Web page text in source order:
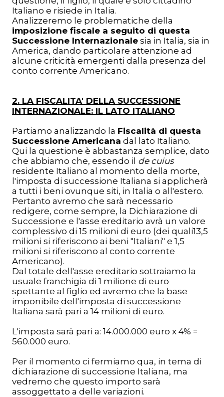
Italiano e risiede in Italia.
Analizzeremo le problematiche della
imposizione fiscale a seguito di questa
Successione Internazionale sia in Italia, sia in
America, dando particolare attenzione ad
alcune criticità emergenti dalla presenza del
conto corrente Americano.
2. LA FISCALITA' DELLA SUCCESSIONE
INTERNAZIONALE: IL LATO ITALIANO
Partiamo analizzando la Fiscalità di questa
Successione Americana dal lato Italiano.
Qui la questione è abbastanza semplice, dato
che abbiamo che, essendo il de cuius
residente Italiano al momento della morte,
l'imposta di successione Italiana si applicherà
a tutti i beni ovunque siti, in Italia o all'estero.
Pertanto avremo che sarà necessario
redigere, come sempre, la Dichiarazione di
Successione e l'asse ereditario avrà un valore
complessivo di 15 milioni di euro (dei quali13,5
milioni si riferiscono ai beni "Italiani" e 1,5
milioni si riferiscono al conto corrente
Americano).
Dal totale dell'asse ereditario sottraiamo la
usuale franchigia di 1 milione di euro
spettante al figlio ed avremo che la base
imponibile dell'imposta di successione
Italiana sarà pari a 14 milioni di euro.
L'imposta sarà pari a: 14.000.000 euro x 4% =
560.000 euro.
Per il momento ci fermiamo qua, in tema di
dichiarazione di successione Italiana, ma
vedremo che questo importo sarà
assoggettato a delle variazioni.